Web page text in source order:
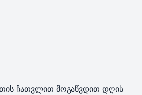
ჩათვლით მოგაწვდით დღის